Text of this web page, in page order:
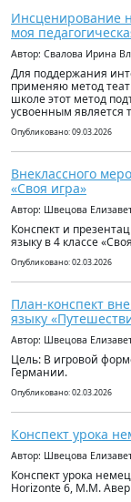
Инсценирование
моя
Автор: Свалова Ирина
Для поддержания
применяю метод
школе этот метод
усвоенным является
Опубликовано: 09.03.2026
Внеклассного
«Своя игра»
Автор: Швецова
Конспект и
языку в 4 классе
Опубликовано: 02.03.2026
План-конспект
языку
Автор: Швецова
Цель: В игровой
Германии.
Опубликовано: 02.03.2026
Конспект урока
Автор: Швецова
Конспект урока
Horizonte 6, М.М.